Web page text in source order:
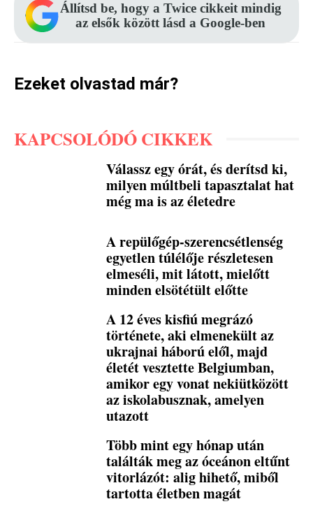
Állítsd be, hogy a Twice cikkeit mindig
az elsők között lásd a Google-ben
Ezeket olvastad már?
KAPCSOLÓDÓ CIKKEK
Válassz egy órát, és derítsd ki,
milyen múltbeli tapasztalat hat
még ma is az életedre
A repülőgép-szerencsétlenség
egyetlen túlélője részletesen
elmeséli, mit látott, mielőtt
minden elsötétült előtte
A 12 éves kisfiú megrázó
története, aki elmenekült az
ukrajnai háború elől, majd
életét vesztette Belgiumban,
amikor egy vonat nekiütközött
az iskolabusznak, amelyen
utazott
Több mint egy hónap után
találták meg az óceánon eltűnt
vitorlázót: alig hihető, miből
tartotta életben magát